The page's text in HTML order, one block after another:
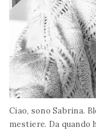
Ciao, sono Sabrina.
mestiere. Da quando